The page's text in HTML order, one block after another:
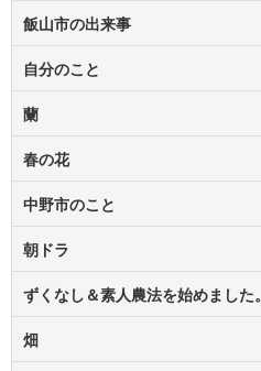
飯山市の出来事
自分のこと
蘭
春の花
中野市のこと
朝ドラ
ずくなし＆素人農法を始めました。
畑